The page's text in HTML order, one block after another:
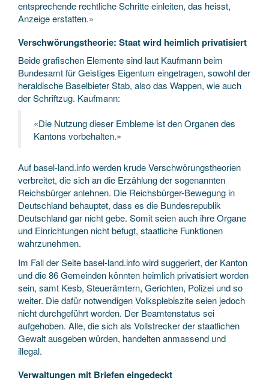
entsprechende rechtliche Schritte einleiten, das heisst,
Anzeige erstatten.»
Verschwörungstheorie: Staat wird heimlich privatisiert
Beide grafischen Elemente sind laut Kaufmann beim
Bundesamt für Geistiges Eigentum eingetragen, sowohl der
heraldische Baselbieter Stab, also das Wappen, wie auch
der Schriftzug. Kaufmann:
«Die Nutzung dieser Embleme ist den Organen des
Kantons vorbehalten.»
Auf basel-land.info werden krude Verschwörungstheorien
verbreitet, die sich an die Erzählung der sogenannten
Reichsbürger anlehnen. Die Reichsbürger-Bewegung in
Deutschland behauptet, dass es die Bundesrepublik
Deutschland gar nicht gebe. Somit seien auch ihre Organe
und Einrichtungen nicht befugt, staatliche Funktionen
wahrzunehmen.
Im Fall der Seite basel-land.info wird suggeriert, der Kanton
und die 86 Gemeinden könnten heimlich privatisiert worden
sein, samt Kesb, Steuerämtern, Gerichten, Polizei und so
weiter. Die dafür notwendigen Volksplebiszite seien jedoch
nicht durchgeführt worden. Der Beamtenstatus sei
aufgehoben. Alle, die sich als Vollstrecker der staatlichen
Gewalt ausgeben würden, handelten anmassend und
illegal.
Verwaltungen mit Briefen eingedeckt